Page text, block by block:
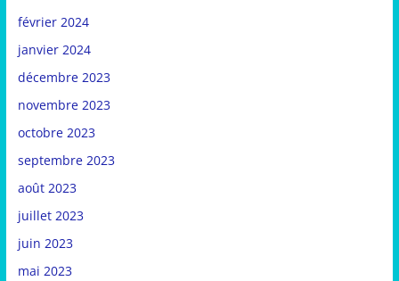
février 2024
janvier 2024
décembre 2023
novembre 2023
octobre 2023
septembre 2023
août 2023
juillet 2023
juin 2023
mai 2023